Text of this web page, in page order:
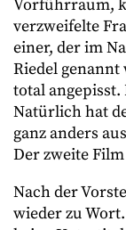
Vorführraum,
verzweifelte
einer, der im
Riedel
total
Natürlich hat
ganz anders
Der zweite
Nach der
wieder zu